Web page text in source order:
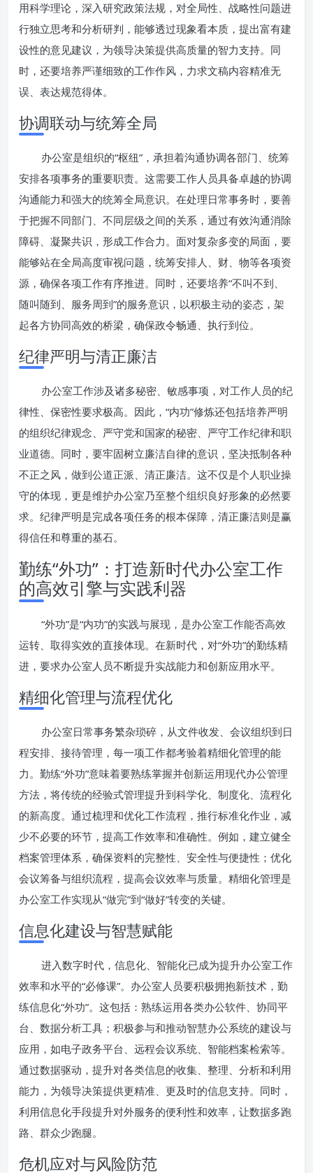
用科学理论，深入研究政策法规，对全局性、战略性问题进
行独立思考和分析研判，能够透过现象看本质，提出富有建
设性的意见建议，为领导决策提供高质量的智力支持。同
时，还要培养严谨细致的工作作风，力求文稿内容精准无
误、表达规范得体。
协调联动与统筹全局
办公室是组织的“枢纽”，承担着沟通协调各部门、统筹
安排各项事务的重要职责。这需要工作人员具备卓越的协调
沟通能力和强大的统筹全局意识。在处理日常事务时，要善
于把握不同部门、不同层级之间的关系，通过有效沟通消除
障碍、凝聚共识，形成工作合力。面对复杂多变的局面，要
能够站在全局高度审视问题，统筹安排人、财、物等各项资
源，确保各项工作有序推进。同时，还要培养“不叫不到、
随叫随到、服务周到”的服务意识，以积极主动的姿态，架
起各方协同高效的桥梁，确保政令畅通、执行到位。
纪律严明与清正廉洁
办公室工作涉及诸多秘密、敏感事项，对工作人员的纪
律性、保密性要求极高。因此，“内功”修炼还包括培养严明
的组织纪律观念、严守党和国家的秘密、严守工作纪律和职
业道德。同时，要牢固树立廉洁自律的意识，坚决抵制各种
不正之风，做到公道正派、清正廉洁。这不仅是个人职业操
守的体现，更是维护办公室乃至整个组织良好形象的必然要
求。纪律严明是完成各项任务的根本保障，清正廉洁则是赢
得信任和尊重的基石。
勤练“外功”：打造新时代办公室工作
的高效引擎与实践利器
“外功”是“内功”的实践与展现，是办公室工作能否高效
运转、取得实效的直接体现。在新时代，对“外功”的勤练精
进，要求办公室人员不断提升实战能力和创新应用水平。
精细化管理与流程优化
办公室日常事务繁杂琐碎，从文件收发、会议组织到日
程安排、接待管理，每一项工作都考验着精细化管理的能
力。勤练“外功”意味着要熟练掌握并创新运用现代办公管理
方法，将传统的经验式管理提升到科学化、制度化、流程化
的新高度。通过梳理和优化工作流程，推行标准化作业，减
少不必要的环节，提高工作效率和准确性。例如，建立健全
档案管理体系，确保资料的完整性、安全性与便捷性；优化
会议筹备与组织流程，提高会议效率与质量。精细化管理是
办公室工作实现从“做完”到“做好”转变的关键。
信息化建设与智慧赋能
进入数字时代，信息化、智能化已成为提升办公室工作
效率和水平的“必修课”。办公室人员要积极拥抱新技术，勤
练信息化“外功”。这包括：熟练运用各类办公软件、协同平
台、数据分析工具；积极参与和推动智慧办公系统的建设与
应用，如电子政务平台、远程会议系统、智能档案检索等。
通过数据驱动，提升对各类信息的收集、整理、分析和利用
能力，为领导决策提供更精准、更及时的信息支持。同时，
利用信息化手段提升对外服务的便利性和效率，让数据多跑
路、群众少跑腿。
危机应对与风险防范